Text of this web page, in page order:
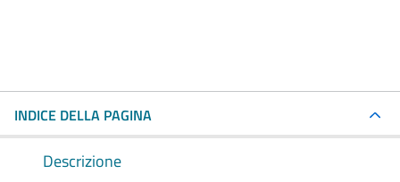
INDICE DELLA PAGINA
Descrizione